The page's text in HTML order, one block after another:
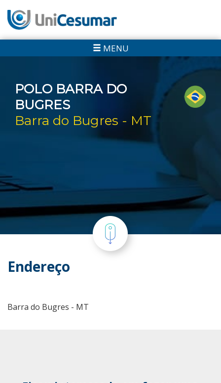
MENU
POLO BARRA DO
BUGRES
Barra do Bugres - MT
Endereço
Barra do Bugres - MT